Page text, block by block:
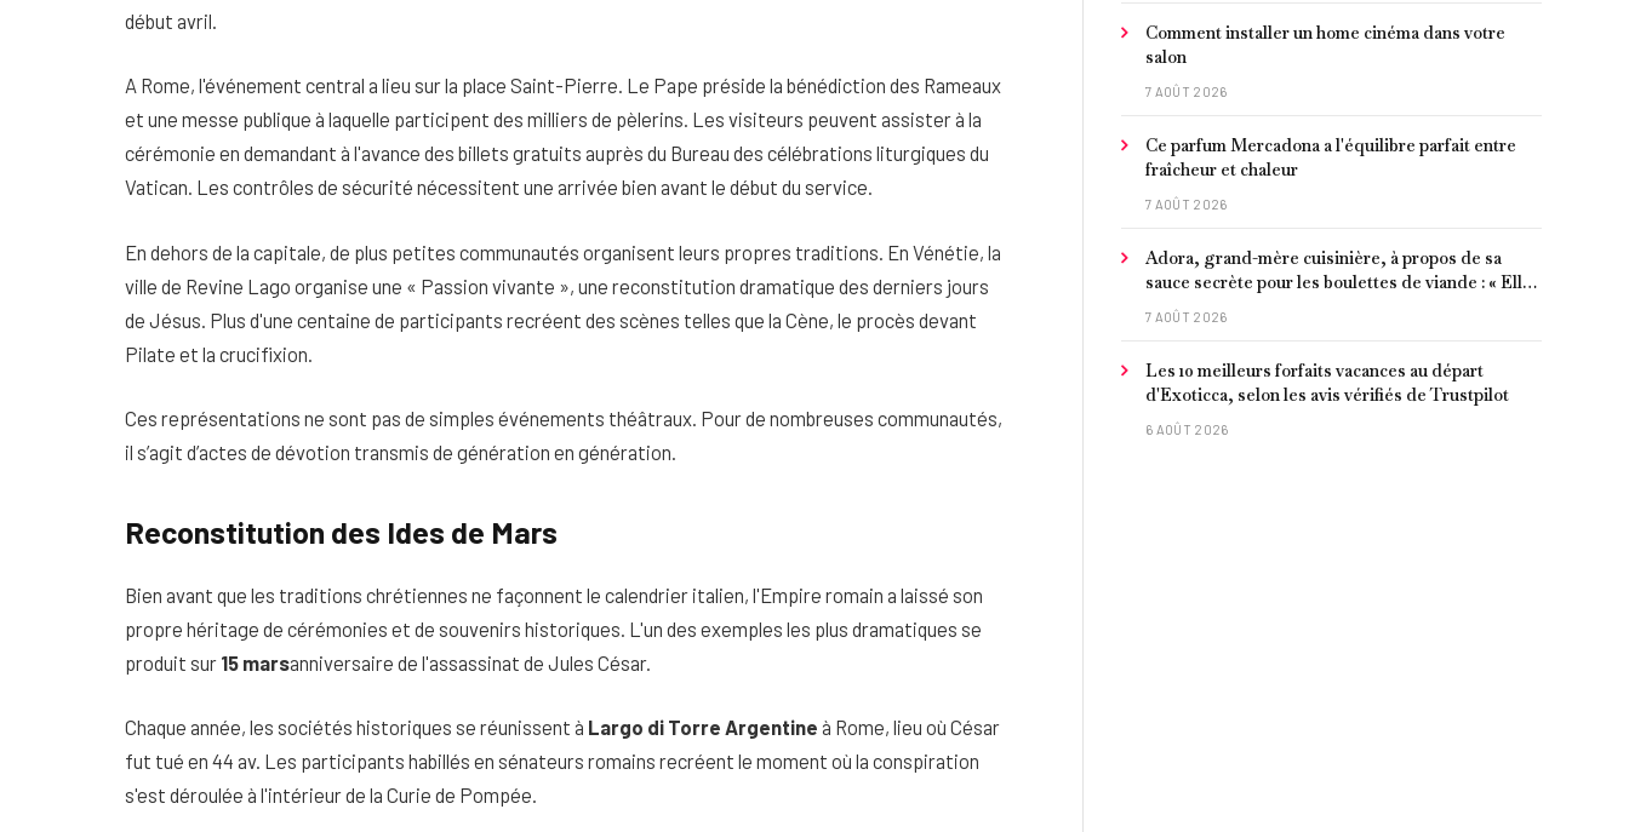
début avril.
A Rome, l'événement central a lieu sur la place Saint-Pierre. Le Pape préside la bénédiction des Rameaux
et une messe publique à laquelle participent des milliers de pèlerins. Les visiteurs peuvent assister à la
cérémonie en demandant à l'avance des billets gratuits auprès du Bureau des célébrations liturgiques du
Vatican. Les contrôles de sécurité nécessitent une arrivée bien avant le début du service.
En dehors de la capitale, de plus petites communautés organisent leurs propres traditions. En Vénétie, la
ville de Revine Lago organise une « Passion vivante », une reconstitution dramatique des derniers jours
de Jésus. Plus d'une centaine de participants recréent des scènes telles que la Cène, le procès devant
Pilate et la crucifixion.
Ces représentations ne sont pas de simples événements théâtraux. Pour de nombreuses communautés,
il s’agit d’actes de dévotion transmis de génération en génération.
Reconstitution des Ides de Mars
Bien avant que les traditions chrétiennes ne façonnent le calendrier italien, l'Empire romain a laissé son
propre héritage de cérémonies et de souvenirs historiques. L'un des exemples les plus dramatiques se
produit sur 15 marsanniversaire de l'assassinat de Jules César.
Chaque année, les sociétés historiques se réunissent à Largo di Torre Argentine à Rome, lieu où César
fut tué en 44 av. Les participants habillés en sénateurs romains recréent le moment où la conspiration
s'est déroulée à l'intérieur de la Curie de Pompée.
Comment installer un home cinéma dans votre
salon
7 AOÛT 2026
Ce parfum Mercadona a l'équilibre parfait entre
fraîcheur et chaleur
7 AOÛT 2026
Adora, grand-mère cuisinière, à propos de sa
sauce secrète pour les boulettes de viande : « Elle
contient un peu de curcuma, du poivre, une
7 AOÛT 2026
Les 10 meilleurs forfaits vacances au départ
d'Exoticca, selon les avis vérifiés de Trustpilot
6 AOÛT 2026